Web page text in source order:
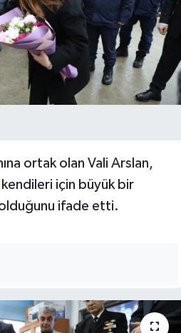
ortak olan Vali Arslan,
için büyük bir
ifade etti.